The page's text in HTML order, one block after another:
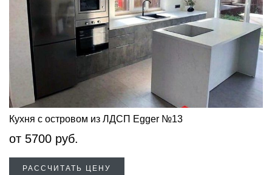
Кухня с островом из ЛДСП Egger №13
от 5700 руб.
РАССЧИТАТЬ ЦЕНУ